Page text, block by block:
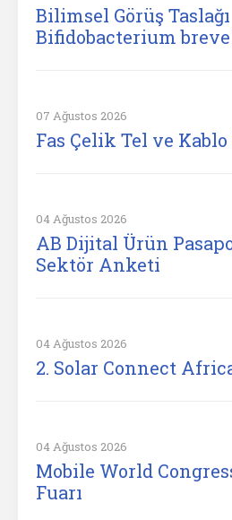
Bilimsel Görüş Taslağı
Bifidobacterium breve
07 Ağustos 2026
Fas Çelik Tel ve
04 Ağustos 2026
AB Dijital Ürün
Sektör Anketi
04 Ağustos 2026
2. Solar Connect
04 Ağustos 2026
Mobile World
Fuarı